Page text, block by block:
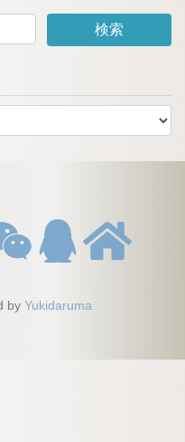
by Yukidaruma